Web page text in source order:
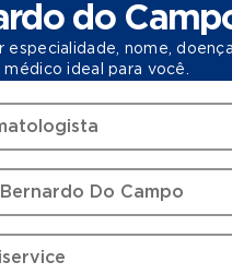
do
especialidade, nome,
ideal para você.